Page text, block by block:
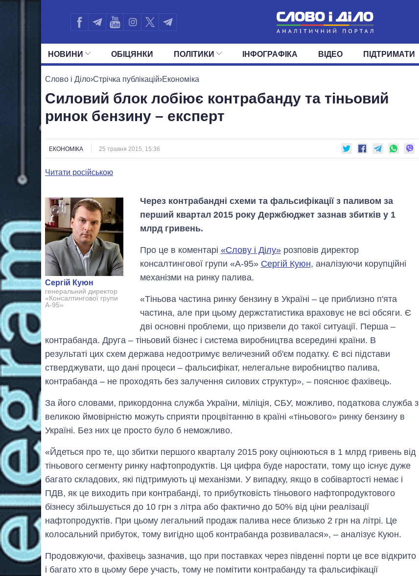
НОВИНИ
ПОЛІТИКА ЕКОНОМІКА СУСПІЛЬСТВО
ОБIЦЯНКИ ПОЛIТИКИ
УСІ ПОЛІТИКИ ПРЕЗИДЕНТ І ОФІС
ДЕПУТАТИ КОМІТЕТИ ФРАКЦІЇ ОКРУГИ
ІНФОГРАФІКА ВІДЕО ПІДТРИМАТИ
Слово і Діло›Стрічка публікацій›Економіка
Силовий блок лобіює контрабанду та тіньовий
ринок бензину – експерт
ЕКОНОМІКА 25 травня 2015, 15:36
Читати російською
Сергій Куюн
генеральний директор
«Консалтингової групи
А-95»
Через контрабандні схеми та фальсифікації з паливом за
перший квартал 2015 року Держбюджет зазнав збитків у 1
млрд гривень.
Про це в коментарі «Слову і Ділу»розповів директор
консалтингової групи «А-95» Сергій Куюн, аналізуючи корупційні
механізми на ринку палива.
«Тіньова частина ринку бензину в Україні – це приблизно п'ята
частина, але при цьому держстатистика враховує не всі обсяги. Є
дві основні проблеми, що призвели до такої ситуації. Перша –
контрабанда. Друга – тіньовий бізнес і система виробництва всередині країни. В
результаті цих схем держава недоотримує величезний об'єм податку. Є всі підстави
стверджувати, що дані процеси – фальсифікат, нелегальне виробництво палива,
контрабанда – не проходять без залучення силових структур», – пояснює фахівець.
За його словами, прикордонна служба України, міліція, СБУ, можливо, податкова служба з
великою ймовірністю можуть сприяти процвітанню в країні «тіньового» ринку бензину в
Україні. Без них це просто було б неможливо.
«Йдеться про те, що збитки першого кварталу 2015 року оцінюються в 1 млрд гривень від
тіньового сегменту ринку нафтопродуктів. Ця цифра буде наростати, тому що існує дуже
багато складових, які підтримують ці механізми. У випадку, якщо в собівартості немає і
ПДВ, як це виходить при контрабанді, то прибутковість тіньового нафтопродуктового
бізнесу збільшується до 10 грн з літра або фактично до 50% від ціни реалізації
нафтопродуктів. При цьому легальний продаж палива несе близько 2 грн на літрі. Це
колосальний прибуток, тому вигідно щоб контрабанда розвивалася», – аналізує Куюн.
Продовжуючи, фахівець зазначив, що при поставках через південні порти це все відкрито
і багато хто в цьому бере участь, тому не помітити контрабанду та фальсифікації